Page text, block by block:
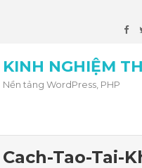
KINH NGHIỆM
Nền tảng WordPress, PHP
Cach-Tao-Tai-